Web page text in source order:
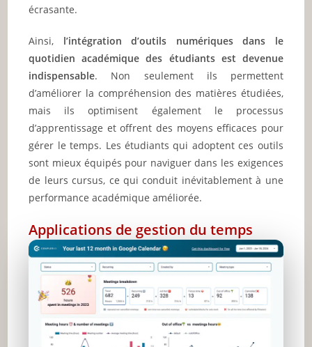
écrasante.
Ainsi, l’intégration d’outils numériques dans le
quotidien académique des étudiants est devenue
indispensable. Non seulement ils permettent
d’améliorer la compréhension des matières étudiées,
mais ils optimisent également le processus
d’apprentissage et offrent des moyens efficaces pour
gérer le temps. Les étudiants qui adoptent ces outils
sont mieux équipés pour naviguer dans les exigences
de leurs cursus, ce qui conduit inévitablement à une
performance académique améliorée.
Applications de gestion du temps